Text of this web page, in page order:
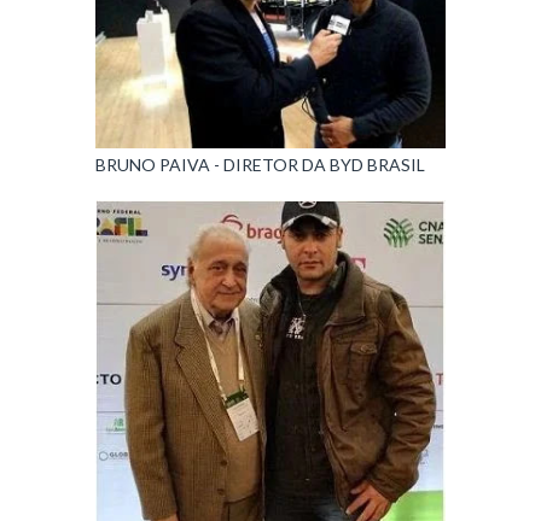
BRUNO PAIVA - DIRETOR DA BYD BRASIL